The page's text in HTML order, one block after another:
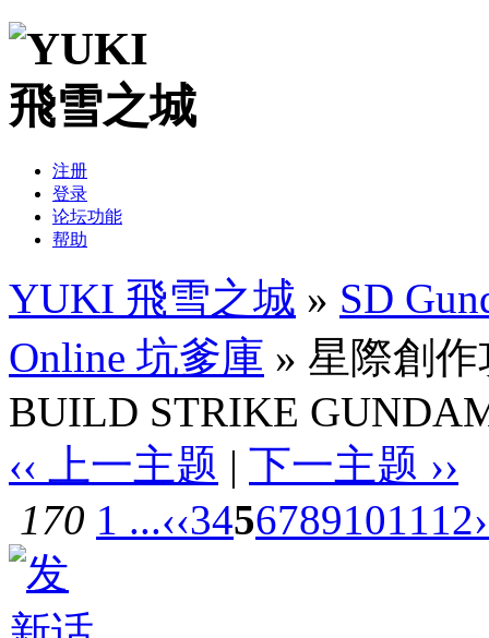
注册
登录
论坛功能
帮助
YUKI 飛雪之城 » SD
Online 坑爹庫 » 星際創
BUILD STRIKE
‹‹ 上一主题 | 下一主题 ››
170 1 ...‹‹3456789101112